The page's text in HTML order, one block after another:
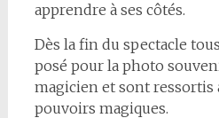
apprendre à ses côtés.
Dès la fin du spectacle
posé pour la photo
magicien et sont ressortis
pouvoirs magiques.